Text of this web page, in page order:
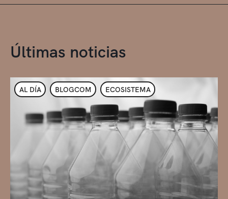
Últimas noticias
AL DÍA BLOGCOM ECOSISTEMA